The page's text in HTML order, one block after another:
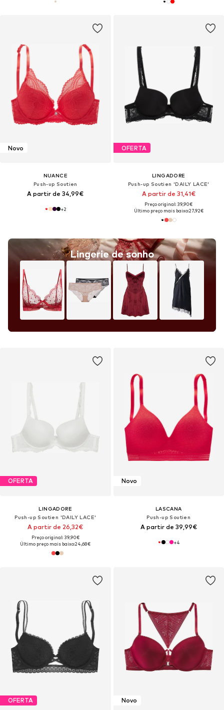
Novo
NUANCE
Push-up Soutien
A partir de 34,99€
+2
Lingerie de sonho
OFERTA
LINGADORE
Push-up Soutien 'DAILY LACE'
A partir de 31,41€
Preço original: 39,90€
Último preço mais baixo:27,92€
OFERTA
LINGADORE
Push-up Soutien 'DAILY LACE'
A partir de 26,32€
Preço original: 39,90€
Último preço mais baixo:24,68€
Novo
LASCANA
Push-up Soutien
A partir de 39,99€
+4
OFERTA Novo